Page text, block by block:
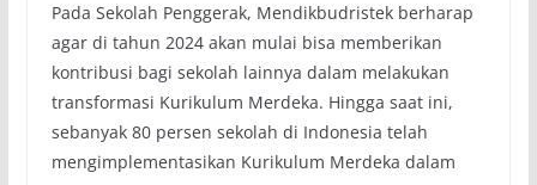
Pada Sekolah Penggerak, Mendikbudristek berharap
agar di tahun 2024 akan mulai bisa memberikan
kontribusi bagi sekolah lainnya dalam melakukan
transformasi Kurikulum Merdeka. Hingga saat ini,
sebanyak 80 persen sekolah di Indonesia telah
mengimplementasikan Kurikulum Merdeka dalam